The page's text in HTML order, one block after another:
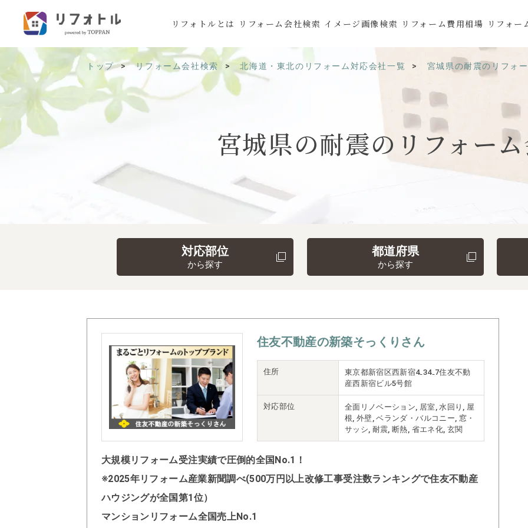
リフォトルとは リフォーム会社検索 イメージ画像検索 リフォーム費用相場 リフォー
トップ リフォーム会社検索 北海道・東北のリフォーム対応会社一覧 宮城県の耐震のリフォ
宮城県の耐震の リフォー
対応部位
から探す
都道府県
から探す
住友不動産の新築そっくりさん
住所
東京都新宿区西新宿4₋34₋7住友不動
産西新宿ビル5号館
対応部位
全面リノベーション, 居室, 水回り, 屋
根, 外壁, ベランダ・バルコニー, 窓・
サッシ, 耐震, 断熱, 省エネ化, 玄関
大規模リフォーム受注実績で圧倒的全国No.1！
※2025年リフォーム産業新聞調べ(500万円以上改修工事受注数ランキングで住友不動産
ハウジングが全国第1位）
マンションリフォーム全国売上No.1